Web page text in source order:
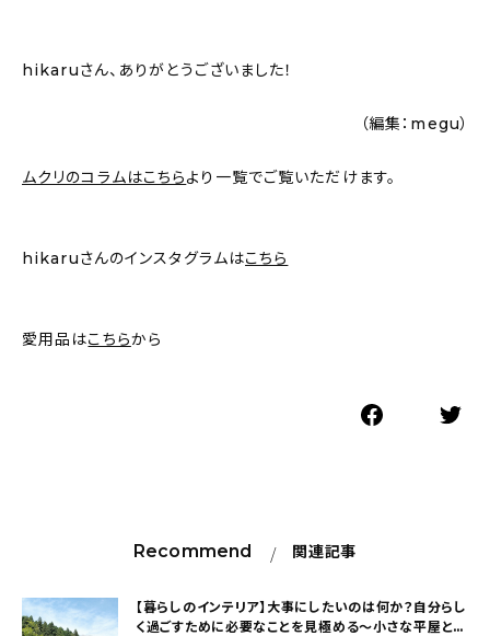
hikaruさん、ありがとうございました！
（編集：megu）
ムクリのコラムはこちらより一覧でご覧いただけます。
hikaruさんのインスタグラムはこちら
愛用品はこちらから
Recommend 関連記事
【暮らしのインテリア】大事にしたいのは何か？自分らし
く過ごすために必要なことを見極める〜小さな平屋と大